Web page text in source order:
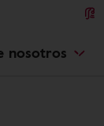
nosotros